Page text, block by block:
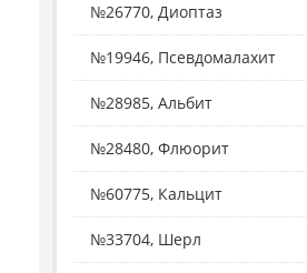
№26770, Диоптаз
№19946, Псевдомалахит
№28985, Альбит
№28480, Флюорит
№60775, Кальцит
№33704, Шерл